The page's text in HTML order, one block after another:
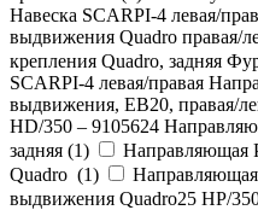
Навеска SCARPI-4 левая/
выдвижения Quadro правая/
крепления Quadro, задняя
SCARPI-4 левая/правая
выдвижения, ЕВ20, правая/
HD/350 – 9105624
задняя (1)
Направляющая
Quadro (1)
Направляющая
выдвижения Quadro25 НР/